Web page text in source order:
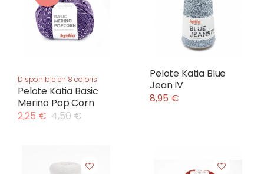
Disponible en 8 coloris
Pelote Katia Basic
Merino Pop Corn
2,25 € 4,50 €
Pelote Katia Blue
Jean IV
8,95 €